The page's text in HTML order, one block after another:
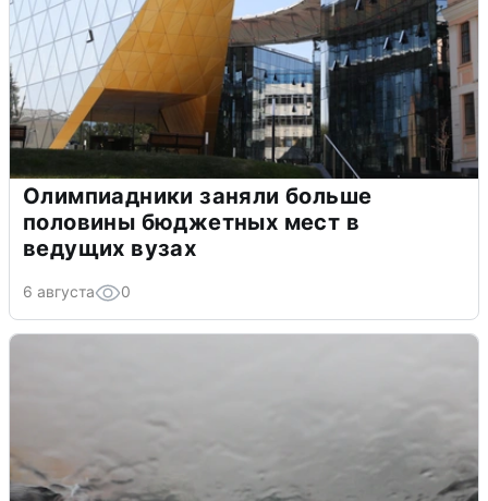
Олимпиадники заняли больше
половины бюджетных мест в
ведущих вузах
6 августа 0